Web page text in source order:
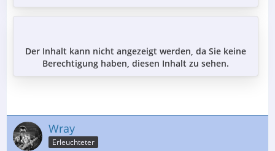
Der Inhalt kann nicht angezeigt werden, da Sie keine
Berechtigung haben, diesen Inhalt zu sehen.
Wray
Erleuchteter